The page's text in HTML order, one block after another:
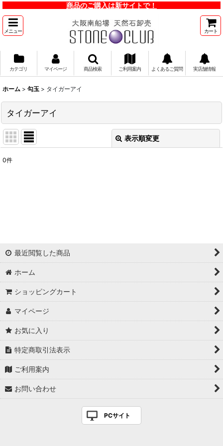
商品のご購入は新サイトで！
メニュー カート
カテゴリ マイページ 商品検索 ご利用案内 よくあるご質問 実店舗情報
ホーム > 勾玉 > タイガーアイ
タイガーアイ
表示順変更
0件
最近閲覧した商品
ホーム
ショッピングカート
マイページ
お気に入り
特定商取引法表示
ご利用案内
お問い合わせ
PCサイト